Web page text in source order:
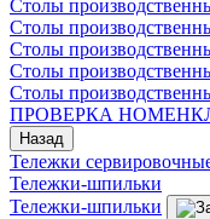
Столы
Столы
Столы
Столы
Столы
ПРОВЕРКА
Назад
Тележки
Тележки-шпильки
Тележки-шпильки